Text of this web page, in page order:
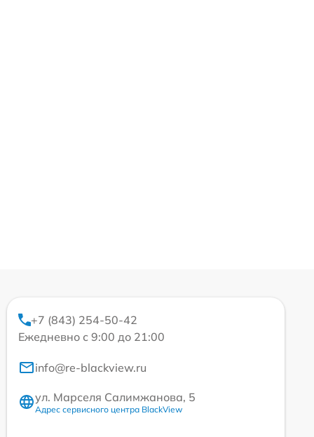
+7 (843) 254-50-42
Ежедневно с 9:00 до 21:00
info@re-blackview.ru
ул. Марселя Салимжанова, 5
Адрес сервисного центра BlackView